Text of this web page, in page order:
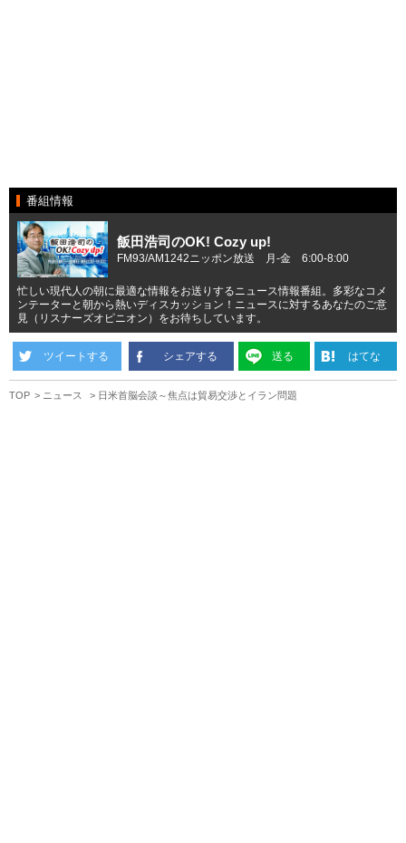
番組情報
飯田浩司のOK! Cozy up!
FM93/AM1242ニッポン放送 月-金 6:00-8:00
忙しい現代人の朝に最適な情報をお送りするニュース情報番組。多彩なコメ
ンテーターと朝から熱いディスカッション！ニュースに対するあなたのご意
見（リスナーズオピニオン）をお待ちしています。
ツイートする シェアする 送る はてな
TOP ニュース 日米首脳会談～焦点は貿易交渉とイラン問題